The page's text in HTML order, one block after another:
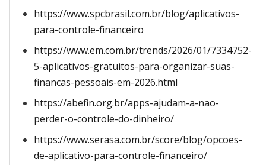
https://www.spcbrasil.com.br/blog/aplicativos-
para-controle-financeiro
https://www.em.com.br/trends/2026/01/7334752-
5-aplicativos-gratuitos-para-organizar-suas-
financas-pessoais-em-2026.html
https://abefin.org.br/apps-ajudam-a-nao-
perder-o-controle-do-dinheiro/
https://www.serasa.com.br/score/blog/opcoes-
de-aplicativo-para-controle-financeiro/